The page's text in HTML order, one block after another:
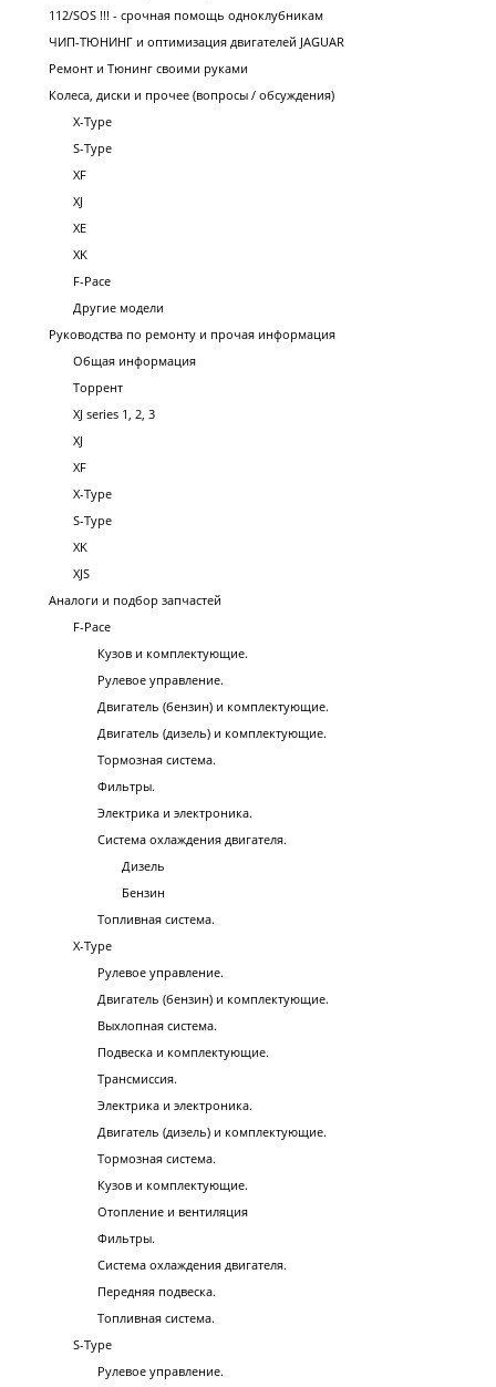
112/SOS !!! - срочная помощь одноклубникам
ЧИП-ТЮНИНГ и оптимизация двигателей JAGUAR
Ремонт и Тюнинг своими руками
Колеса, диски и прочее (вопросы / обсуждения)
X-Type
S-Type
XF
XJ
XE
XK
F-Pace
Другие модели
Руководства по ремонту и прочая информация
Общая информация
Торрент
XJ series 1, 2, 3
XJ
XF
X-Type
S-Type
XK
XJS
Аналоги и подбор запчастей
F-Pace
Кузов и комплектующие.
Рулевое управление.
Двигатель (бензин) и комплектующие.
Двигатель (дизель) и комплектующие.
Тормозная система.
Фильтры.
Электрика и электроника.
Система охлаждения двигателя.
Дизель
Бензин
Топливная система.
X-Type
Рулевое управление.
Двигатель (бензин) и комплектующие.
Выхлопная система.
Подвеска и комплектующие.
Трансмиссия.
Электрика и электроника.
Двигатель (дизель) и комплектующие.
Тормозная система.
Кузов и комплектующие.
Отопление и вентиляция
Фильтры.
Система охлаждения двигателя.
Передняя подвеска.
Топливная система.
S-Type
Рулевое управление.